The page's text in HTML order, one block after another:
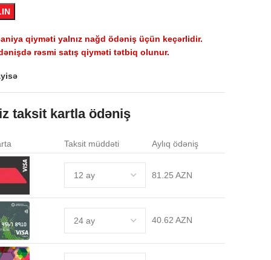
qiyməti yalnız nağd ödəniş üçün keçərlidir.
rəsmi satış qiyməti tətbiq olunur.
taksit kartla ödəniş
Taksit müddəti Aylıq ödəniş
81.25 AZN
40.62 AZN